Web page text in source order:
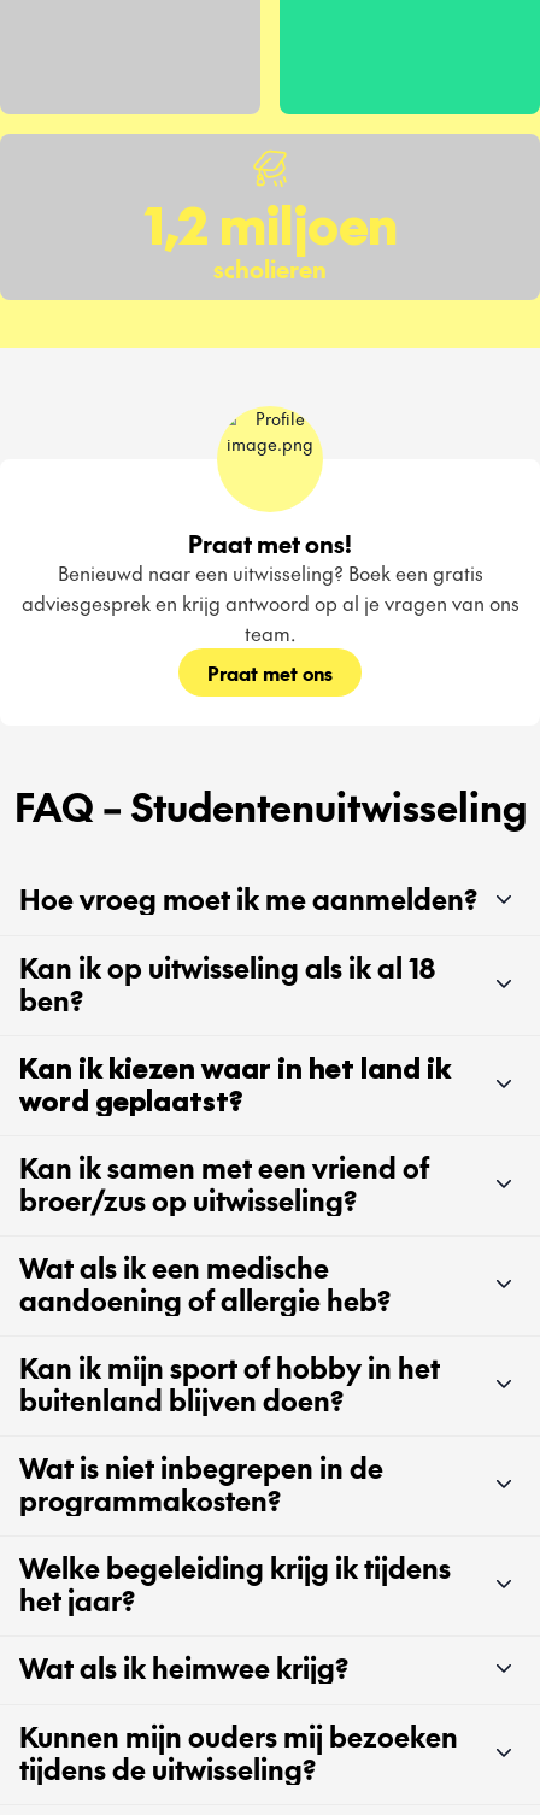
1,2 miljoen
scholieren
Praat met ons!
Benieuwd naar een uitwisseling? Boek een gratis
adviesgesprek en krijg antwoord op al je vragen van ons
team.
Praat met ons
FAQ – Studentenuitwisseling
Hoe vroeg moet ik me aanmelden?
Kan ik op uitwisseling als ik al 18
ben?
Kan ik kiezen waar in het land ik
word geplaatst?
Kan ik samen met een vriend of
broer/zus op uitwisseling?
Wat als ik een medische
aandoening of allergie heb?
Kan ik mijn sport of hobby in het
buitenland blijven doen?
Wat is niet inbegrepen in de
programmakosten?
Welke begeleiding krijg ik tijdens
het jaar?
Wat als ik heimwee krijg?
Kunnen mijn ouders mij bezoeken
tijdens de uitwisseling?